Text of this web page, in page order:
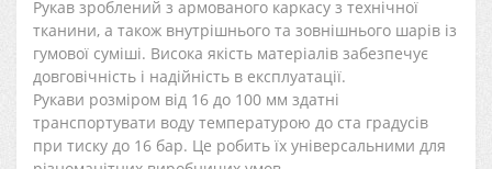
Рукав зроблений з армованого каркасу з технічної
тканини, а також внутрішнього та зовнішнього шарів із
гумової суміші. Висока якість матеріалів забезпечує
довговічність і надійність в експлуатації.
Рукави розміром від 16 до 100 мм здатні
транспортувати воду температурою до ста градусів
при тиску до 16 бар. Це робить їх універсальними для